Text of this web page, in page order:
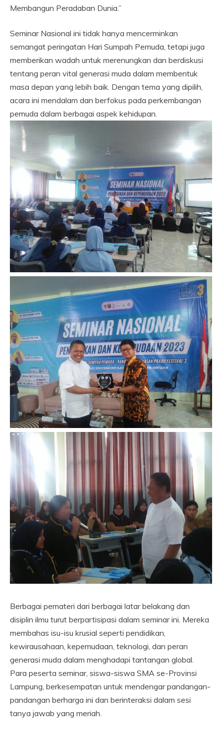
Membangun Peradaban Dunia.”
Seminar Nasional ini tidak hanya mencerminkan
semangat peringatan Hari Sumpah Pemuda, tetapi juga
memberikan wadah untuk merenungkan dan berdiskusi
tentang peran vital generasi muda dalam membentuk
masa depan yang lebih baik. Dengan tema yang dipilih,
acara ini mendalam dan berfokus pada perkembangan
pemuda dalam berbagai aspek kehidupan.
Berbagai pemateri dari berbagai latar belakang dan
disiplin ilmu turut berpartisipasi dalam seminar ini. Mereka
membahas isu-isu krusial seperti pendidikan,
kewirausahaan, kepemudaan, teknologi, dan peran
generasi muda dalam menghadapi tantangan global.
Para peserta seminar, siswa-siswa SMA se-Provinsi
Lampung, berkesempatan untuk mendengar pandangan-
pandangan berharga ini dan berinteraksi dalam sesi
tanya jawab yang meriah.